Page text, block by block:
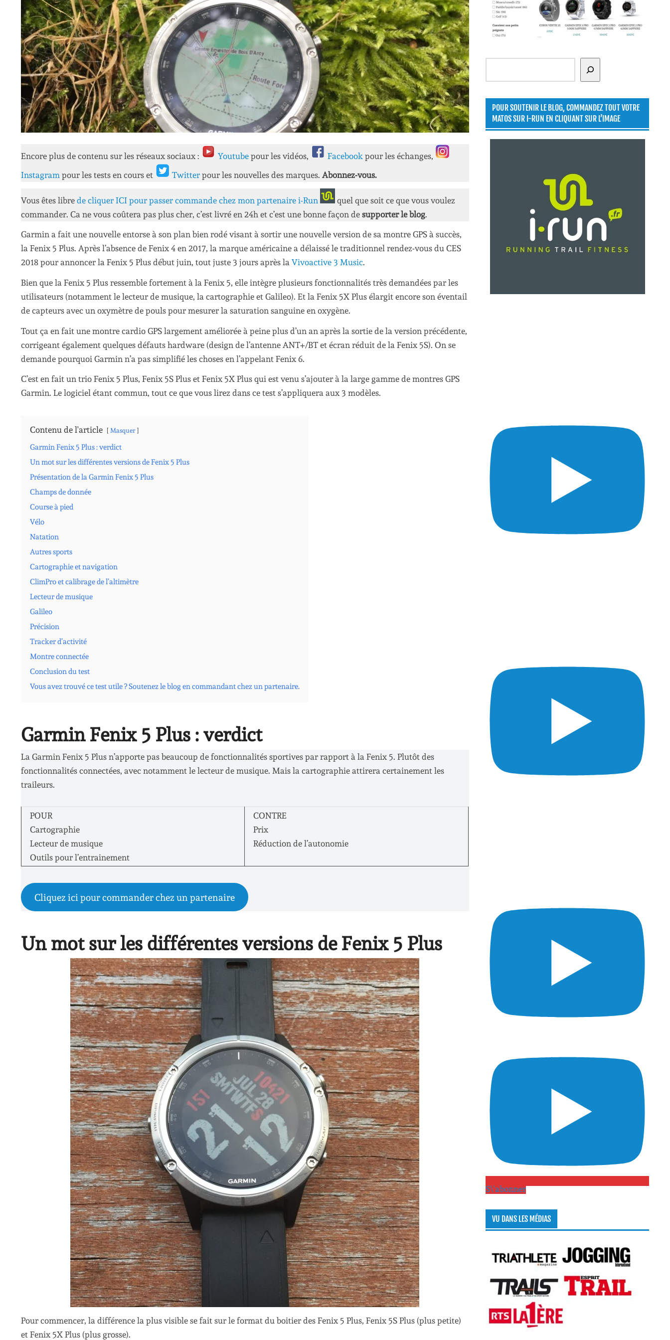
Encore plus de contenu sur les réseaux sociaux : Youtube pour les vidéos, Facebook pour les échanges,
Instagram pour les tests en cours et Twitter pour les nouvelles des marques. Abonnez-vous.
Vous êtes libre de cliquer ICI pour passer commande chez mon partenaire i-Run
quel que soit ce que vous voulez
commander. Ca ne vous coûtera pas plus cher, c’est livré en 24h et c’est une bonne façon de supporter le blog.
Garmin a fait une nouvelle entorse à son plan bien rodé visant à sortir une nouvelle version de sa montre GPS à succès,
la Fenix 5 Plus. Après l’absence de Fenix 4 en 2017, la marque américaine a délaissé le traditionnel rendez-vous du CES
2018 pour annoncer la Fenix 5 Plus début juin, tout juste 3 jours après la Vivoactive 3 Music.
Bien que la Fenix 5 Plus ressemble fortement à la Fenix 5, elle intègre plusieurs fonctionnalités très demandées par les
utilisateurs (notamment le lecteur de musique, la cartographie et Galileo). Et la Fenix 5X Plus élargit encore son éventail
de capteurs avec un oxymètre de pouls pour mesurer la saturation sanguine en oxygène.
Tout ça en fait une montre cardio GPS largement améliorée à peine plus d’un an après la sortie de la version précédente,
corrigeant également quelques défauts hardware (design de l’antenne ANT+/BT et écran réduit de la Fenix 5S). On se
demande pourquoi Garmin n’a pas simplifié les choses en l’appelant Fenix 6.
C’est en fait un trio Fenix 5 Plus, Fenix 5S Plus et Fenix 5X Plus qui est venu s’ajouter à la large gamme de montres GPS
Garmin. Le logiciel étant commun, tout ce que vous lirez dans ce test s’appliquera aux 3 modèles.
Contenu de l'article Masquer
Garmin Fenix 5 Plus : verdict
Un mot sur les différentes versions de Fenix 5 Plus
Présentation de la Garmin Fenix 5 Plus
Champs de donnée
Course à pied
Vélo
Natation
Autres sports
Cartographie et navigation
ClimPro et calibrage de l’altimètre
Lecteur de musique
Galileo
Précision
Tracker d’activité
Montre connectée
Conclusion du test
Vous avez trouvé ce test utile ? Soutenez le blog en commandant chez un partenaire.
Garmin Fenix 5 Plus : verdict
La Garmin Fenix 5 Plus n’apporte pas beaucoup de fonctionnalités sportives par rapport à la Fenix 5. Plutôt des
fonctionnalités connectées, avec notamment le lecteur de musique. Mais la cartographie attirera certainement les
traileurs.
POUR
Cartographie
Lecteur de musique
Outils pour l’entrainement
CONTRE
Prix
Réduction de l’autonomie
Cliquez ici pour commander chez un partenaire
Un mot sur les différentes versions de Fenix 5 Plus
Pour commencer, la différence la plus visible se fait sur le format du boitier des Fenix 5 Plus, Fenix 5S Plus (plus petite)
et Fenix 5X Plus (plus grosse).
Rechercher
POUR SOUTENIR LE BLOG, COMMANDEZ TOUT VOTRE
MATOS SUR I-RUN EN CLIQUANT SUR L’IMAGE
S\'abonner
VU DANS LES MÉDIAS